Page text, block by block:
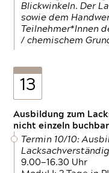
Blickwinkeln. Der
sowie dem
Teilnehmer*Innen
/ chemischem
13
Ausbildung zum
nicht einzeln
Termin 10/10:
9.00—16.30 Uhr